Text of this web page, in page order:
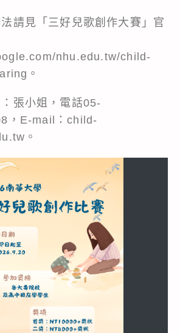
請見「三好兒歌創作大賽」官
nhu.edu.tw/child-
。
張小姐，電話05-
，E-mail：child-
。